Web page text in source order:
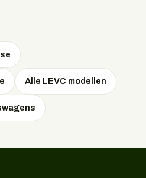
maandbedrag. Wij adviseren
Alle LEVC modellen